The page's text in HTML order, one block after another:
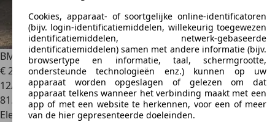
BMW X1xDrive25e | Elektrische Klep | PDC V + A | LED | A
€ 22.9451
12/2021
81.387 km
Elektro/Benzine
Cookies, apparaat- of soortgelijke online-identificatoren
(bijv. login-identificatiemiddelen, willekeurig toegewezen
identificatiemiddelen, netwerk-gebaseerde
identificatiemiddelen) samen met andere informatie (bijv.
browsertype en informatie, taal, schermgrootte,
ondersteunde technologieën enz.) kunnen op uw
apparaat worden opgeslagen of gelezen om dat
apparaat telkens wanneer het verbinding maakt met een
app of met een website te herkennen, voor een of meer
van de hier gepresenteerde doeleinden.